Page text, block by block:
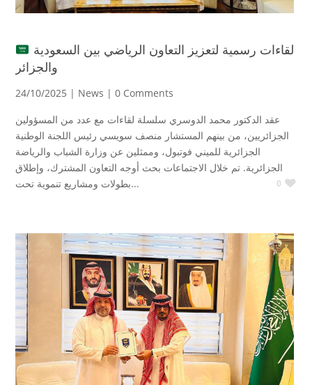
والجزائر
24/10/2025 | News | 0 Comments
عقد الدكتور محمد الدوسري سلسلة لقاءات مع عدد من المسؤولين
الجزائريين، من بينهم المستشار منصف سويسي رئيس اللجنة الوطنية
الجزائرية للميني فوتبول، وممثلين عن وزارة الشباب والرياضة
الجزائرية. تم خلال الاجتماعات بحث أوجه التعاون المشترك، وإطلاق
بطولات ومشاريع تنموية تحت...
0